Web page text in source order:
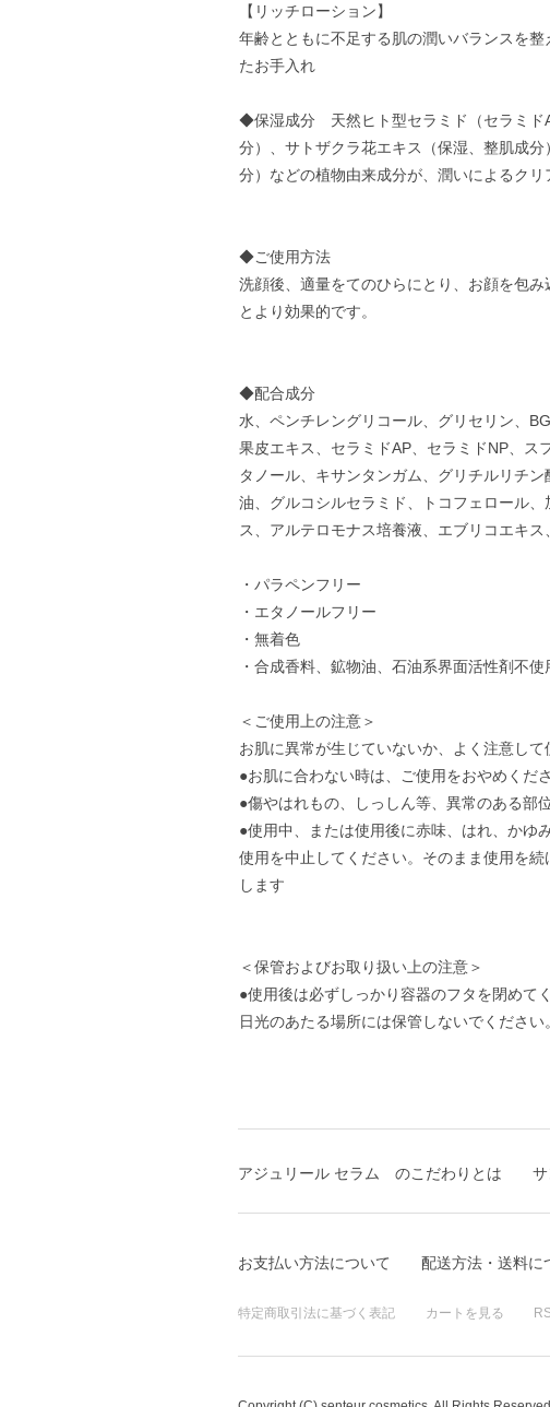
【リッチローション】
年齢とともに不足する肌の潤いバランスを
たお手入れ
◆保湿成分 天然ヒト型セラミド（セラミド
分）、サトザクラ花エキス（保湿、整肌成
分）などの植物由来成分が、潤いによるクリ
◆ご使用方法
洗顔後、適量をてのひらにとり、お顔を包
とより効果的です。
◆配合成分
水、ペンチレングリコール、グリセリン、
果皮エキス、セラミドAP、セラミドNP、ス
タノール、キサンタンガム、グリチルリチ
油、グルコシルセラミド、トコフェロール
ス、アルテロモナス培養液、エブリコエキ
・パラペンフリー
・エタノールフリー
・無着色
・合成香料、鉱物油、石油系界面活性剤不使
＜ご使用上の注意＞
お肌に異常が生じていないか、よく注意して
●お肌に合わない時は、ご使用をおやめくださ
●傷やはれもの、しっしん等、異常のある部
●使用中、または使用後に赤味、はれ、かゆ
使用を中止してください。そのまま使用を
します
＜保管およびお取り扱い上の注意＞
●使用後は必ずしっかり容器のフタを閉め
日光のあたる場所には保管しないでくださ
アジュリール セラム のこだわりとは
お支払い方法について 配送方法・送料に
特定商取引法に基づく表記 カートを見る